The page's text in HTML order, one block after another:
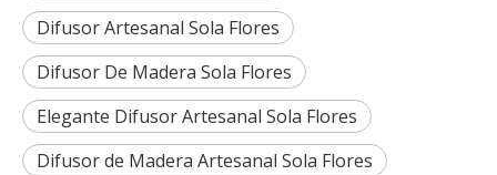
Difusor Artesanal Sola Flores
Difusor De Madera Sola Flores
Elegante Difusor Artesanal Sola Flores
Difusor de Madera Artesanal Sola Flores